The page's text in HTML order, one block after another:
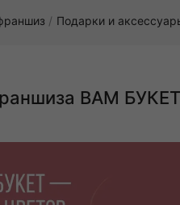
Подарки и
ВАМ